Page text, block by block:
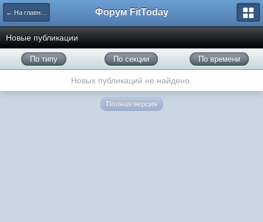
← На главную Форум FitToday
Новые публикации
По типу По секции По времени
Новых публикаций не найдено.
Полная версия